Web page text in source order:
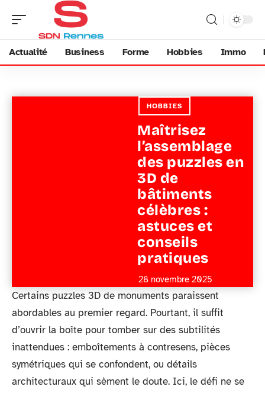
Actualité Business Forme Hobbies Immo
HOBBIES
Maîtrisez
l’assemblage
des puzzles en
3D de
bâtiments
célèbres :
astuces et
conseils
pratiques
28 novembre 2025
Certains puzzles 3D de monuments paraissent
abordables au premier regard. Pourtant, il suffit
d’ouvrir la boîte pour tomber sur des subtilités
inattendues : emboîtements à contresens, pièces
symétriques qui se confondent, ou détails
architecturaux qui sèment le doute. Ici, le défi ne se